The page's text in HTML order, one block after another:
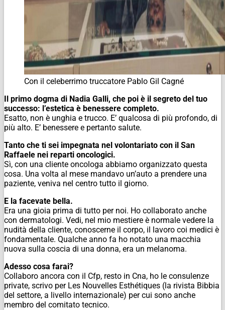
Con il celeberrimo truccatore Pablo Gil Cagné
Il primo dogma di Nadia Galli, che poi è il segreto del tuo
successo: l’estetica è benessere completo.
Esatto, non è unghia e trucco. E’ qualcosa di più profondo, di
più alto. E’ benessere e pertanto salute.
Tanto che ti sei impegnata nel volontariato con il San
Raffaele nei reparti oncologici.
Sì, con una cliente oncologa abbiamo organizzato questa
cosa. Una volta al mese mandavo un’auto a prendere una
paziente, veniva nel centro tutto il giorno.
E la facevate bella.
Era una gioia prima di tutto per noi. Ho collaborato anche
con dermatologi. Vedi, nel mio mestiere è normale vedere la
nudità della cliente, conoscerne il corpo, il lavoro coi medici è
fondamentale. Qualche anno fa ho notato una macchia
nuova sulla coscia di una donna, era un melanoma.
Adesso cosa farai?
Collaboro ancora con il Cfp, resto in Cna, ho le consulenze
private, scrivo per Les Nouvelles Esthétiques (la rivista Bibbia
del settore, a livello internazionale) per cui sono anche
membro del comitato tecnico.